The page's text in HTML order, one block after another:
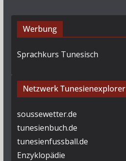
Werbung
Sprachkurs Tunesisch
Netzwerk Tunesienexplorer
soussewetter.de
tunesienbuch.de
tunesienfussball.de
Enzyklopädie